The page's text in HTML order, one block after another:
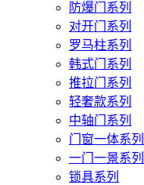
防爆门系列
对开门系列
罗马柱系列
韩式门系列
推拉门系列
轻奢款系列
中轴门系列
门窗一体系列
一门一景系列
锁具系列